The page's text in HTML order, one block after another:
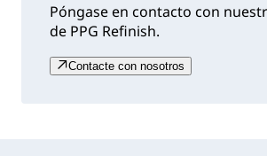
Póngase en contacto con
de PPG Refinish.
Contacte con nosotros